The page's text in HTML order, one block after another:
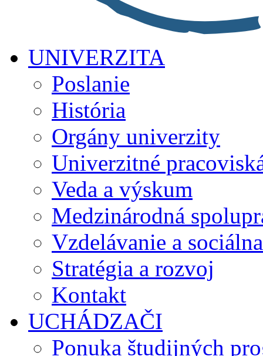
UNIVERZITA
Poslanie
História
Orgány univerzity
Univerzitné
Veda a výskum
Medzinárodná
Vzdelávanie a
Stratégia a rozvoj
Kontakt
UCHÁDZAČI
Ponuka študijných